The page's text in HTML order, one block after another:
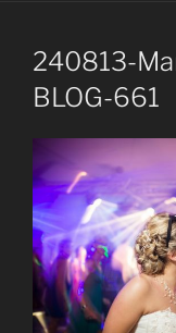
240813-
BLOG-661